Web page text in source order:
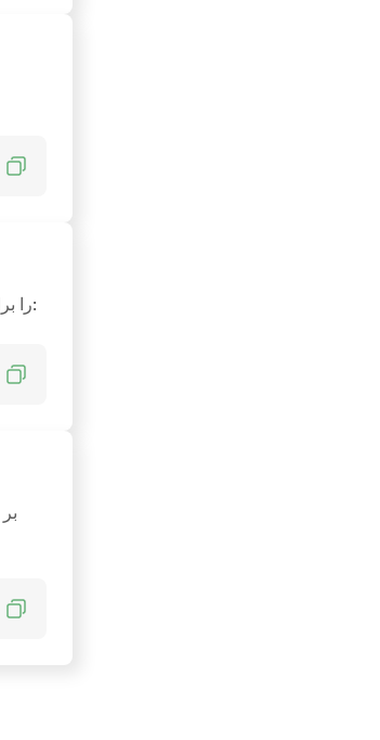
برای شروع مسدود کردن تبلیغات و ردیاب‌ها در همه مرورگرها و برنامه‌ها، AdGuard را برای لینوکس فعال کنید: